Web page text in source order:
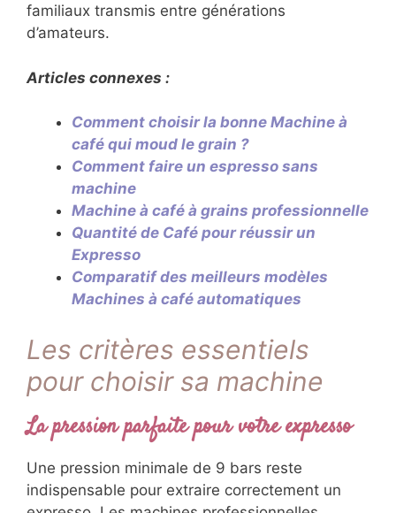
familiaux transmis entre générations
d’amateurs.
Articles connexes :
Comment choisir la bonne Machine à
café qui moud le grain ?
Comment faire un espresso sans
machine
Machine à café à grains professionnelle
Quantité de Café pour réussir un
Expresso
Comparatif des meilleurs modèles
Machines à café automatiques
Les critères essentiels
pour choisir sa machine
La pression parfaite pour votre expresso
Une pression minimale de 9 bars reste
indispensable pour extraire correctement un